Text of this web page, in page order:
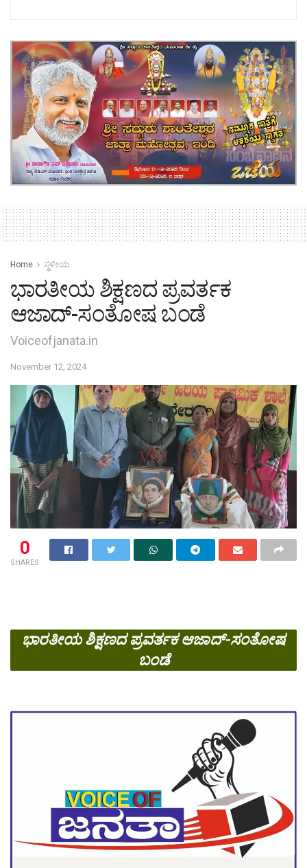
Home ಸ್ಥಳೀಯ
ಭಾರತೀಯ ಶಿಕ್ಷಣದ ಪ್ರವರ್ತಕ
ಆಜಾದ್-ಸಂತೋಷ ಬಂಡೆ
Voiceofjanata.in
November 12, 2024
0
SHARES
ಭಾರತೀಯ ಶಿಕ್ಷಣದ ಪ್ರವರ್ತಕ ಆಜಾದ್-ಸಂತೋಷ
ಬಂಡೆ